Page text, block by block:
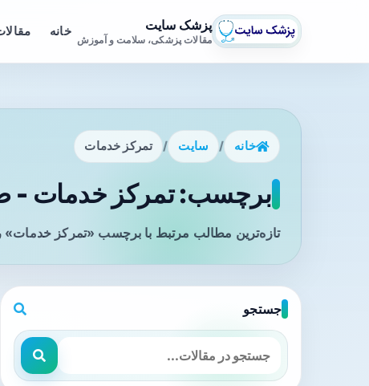
پزشک سایت
مقالات پزشکی، سلامت و آموزش
خانه
خانه / سایت / تمرکز خدمات
برچسب: تمرکز خدمات -
تازه‌ترین مطالب مرتبط با برچسب «تمرکز خدمات»
جستجو